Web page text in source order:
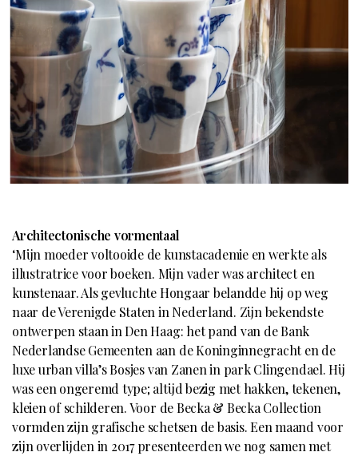
Architectonische vormentaal
‘Mijn moeder voltooide de kunstacademie en werkte als
illustratrice voor boeken. Mijn vader was architect en
kunstenaar. Als gevluchte Hongaar belandde hij op weg
naar de Verenigde Staten in Nederland. Zijn bekendste
ontwerpen staan in Den Haag: het pand van de Bank
Nederlandse Gemeenten aan de Koninginnegracht en de
luxe urban villa’s Bosjes van Zanen in park Clingendael. Hij
was een ongeremd type; altijd bezig met hakken, tekenen,
kleien of schilderen. Voor de Becka & Becka Collection
vormden zijn grafische schetsen de basis. Een maand voor
zijn overlijden in 2017 presenteerden we nog samen met